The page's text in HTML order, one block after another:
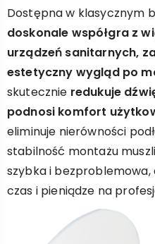
Dostępna w klasycznym
doskonale współgra z
urządzeń sanitarnych,
estetyczny wygląd po
skutecznie redukuje
podnosi komfort
eliminuje nierówności
stabilność montażu
szybka i bezproblemowa,
czas i pieniądze na